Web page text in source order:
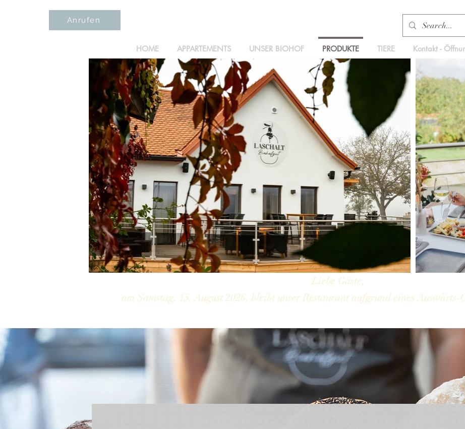
Anrufen
HOME APPARTEMENTS UNSER BIOHOF PRODUKTE TIERE Kontakt -
Liebe Gäste,
am Samstag, 15. August 2026, bleibt unser Restaurant aufgrund eines Auswärts-